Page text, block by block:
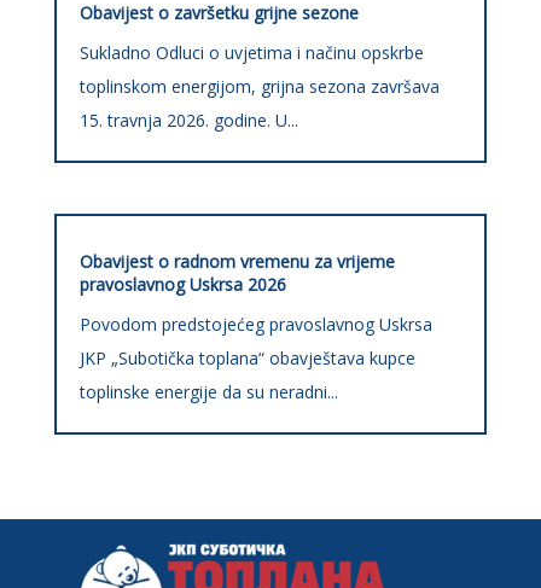
Obavijest o završetku grijne sezone
Sukladno Odluci o uvjetima i načinu opskrbe
toplinskom energijom, grijna sezona završava
15. travnja 2026. godine. U...
Obavijest o radnom vremenu za vrijeme
pravoslavnog Uskrsa 2026
Povodom predstojećeg pravoslavnog Uskrsa
JKP „Subotička toplana“ obavještava kupce
toplinske energije da su neradni...